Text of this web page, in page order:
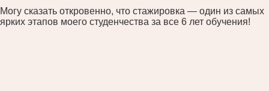
Могу сказать откровенно, что стажировка — один из самых
ярких этапов моего студенчества за все 6 лет обучения!